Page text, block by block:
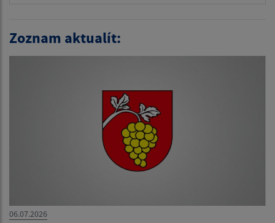
Zoznam aktualít:
06.07.2026